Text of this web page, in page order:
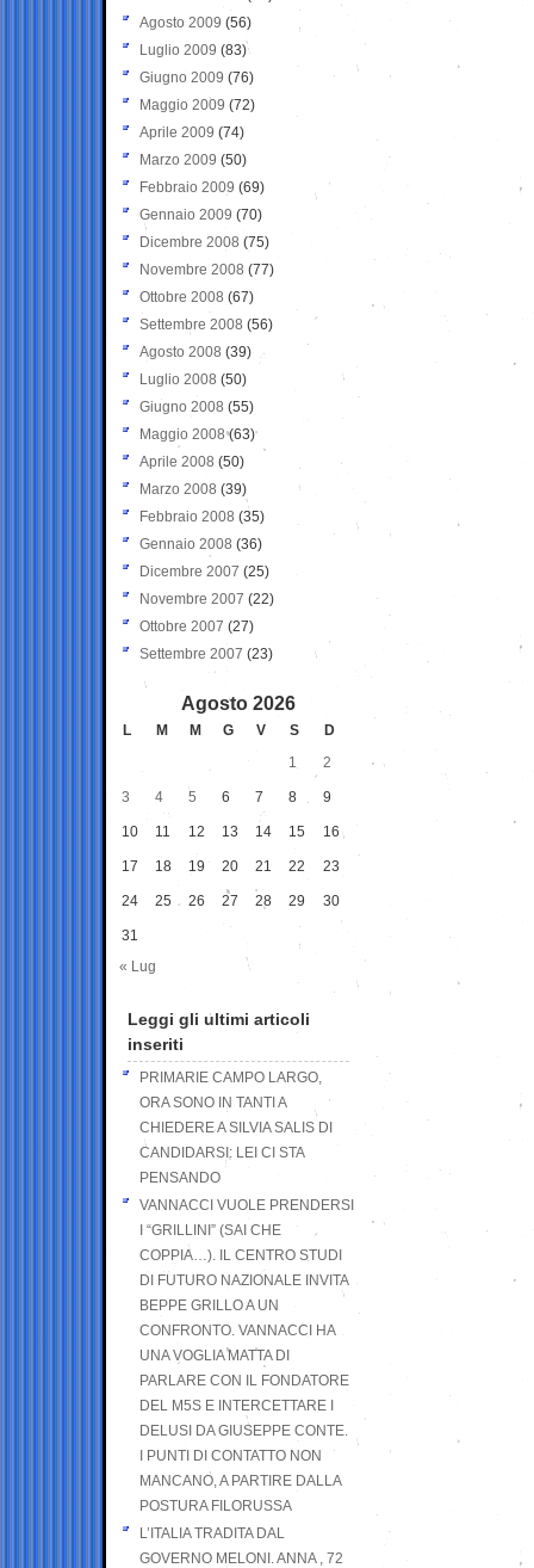
Agosto 2009 (56)
Luglio 2009 (83)
Giugno 2009 (76)
Maggio 2009 (72)
Aprile 2009 (74)
Marzo 2009 (50)
Febbraio 2009 (69)
Gennaio 2009 (70)
Dicembre 2008 (75)
Novembre 2008 (77)
Ottobre 2008 (67)
Settembre 2008 (56)
Agosto 2008 (39)
Luglio 2008 (50)
Giugno 2008 (55)
Maggio 2008(63)
Aprile 2008 (50)
Marzo 2008 (39)
Febbraio 2008 (35)
Gennaio 2008 (36)
Dicembre 2007 (25)
Novembre 2007 (22)
Ottobre 2007 (27)
Settembre 2007 (23)
Agosto 2026
L M M G V S
D
1
2
3 4 5 6 7 8 9
10 11 12 13 14 15 16
17 18 19 20 21 22 23
24 25 26 27 28 29 30
31
« Lug
Leggi gli ultimi articoli
inseriti
PRIMARIE CAMPO LARGO,
ORA SONO IN TANTI A
CHIEDERE A SILVIA SALIS DI
CANDIDARSI: LEI CI STA
PENSANDO
VANNACCI VUOLE PRENDERSI
I “GRILLINI” (SAI CHE
COPPIA…). IL CENTRO STUDI
DI FUTURO NAZIONALE INVITA
BEPPE GRILLO A UN
CONFRONTO. VANNACCI HA
UNA VOGLIA MATTA DI
PARLARE CON IL FONDATORE
DEL M5S E INTERCETTARE I
DELUSI DA GIUSEPPE CONTE.
I PUNTI DI CONTATTO NON
MANCANO, A PARTIRE DALLA
POSTURA FILORUSSA
L’ITALIA TRADITA DAL
GOVERNO MELONI. ANNA , 72